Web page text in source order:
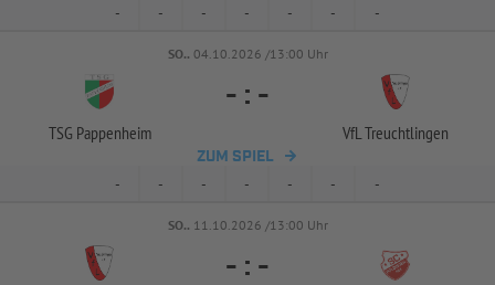
- - - - - - -
SO.. 04.10.2026 /13:00 Uhr
TSG Pappenheim
- : -
VfL Treuchtlingen
ZUM SPIEL
- - - - - - -
SO.. 11.10.2026 /13:00 Uhr
- : -